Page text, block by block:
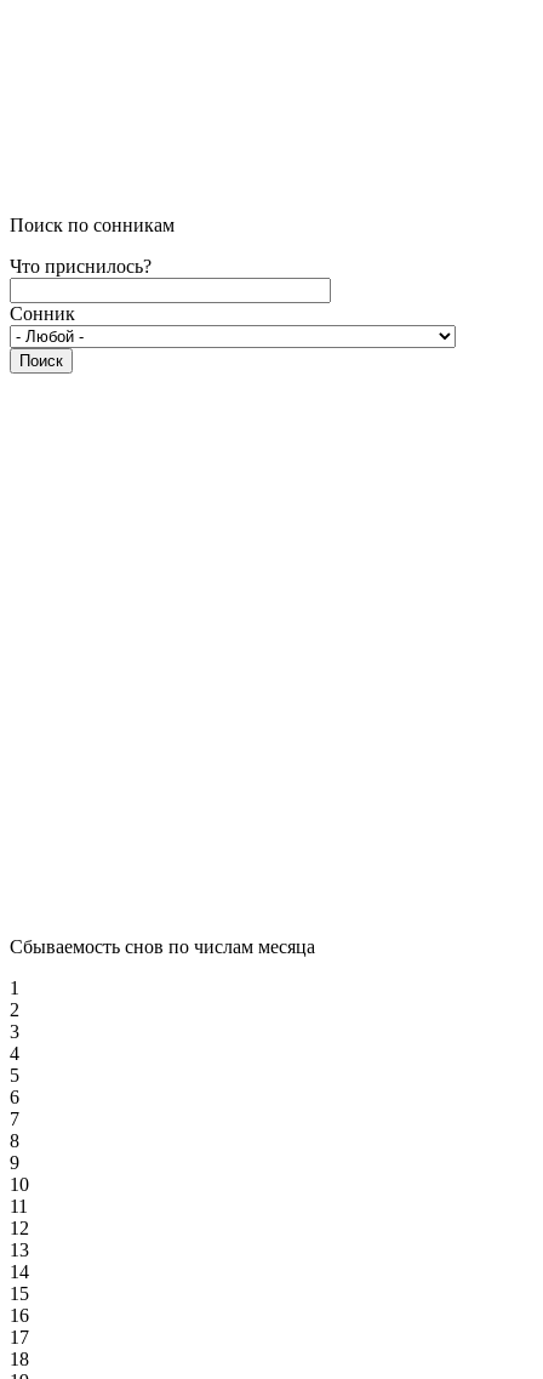
Поиск по сонникам
Что приснилось?
Сонник
Сбываемость снов по числам месяца
1
2
3
4
5
6
7
8
9
10
11
12
13
14
15
16
17
18